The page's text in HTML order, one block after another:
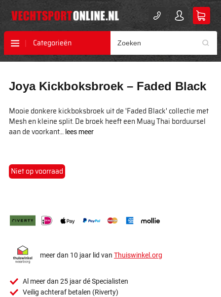
Categorieën
naar
van
de
afbeeldingen-
naar
van
de
afbeeldingen-
Joya Kickboksbroek – Faded Black
Mooie donkere kickboksbroek uit de 'Faded Black' collectie met
Mesh en kleine split. De broek heeft een Muay Thai borduursel
aan de voorkant... lees meer
Niet op voorraad
meer dan 10 jaar lid van Thuiswinkel.org
Al meer dan 25 jaar dé Specialisten
Veilig achteraf betalen (Riverty)